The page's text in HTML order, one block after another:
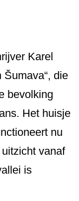
Karel
Šumava“, die
bevolking
Het huisje
nu
vanaf
is